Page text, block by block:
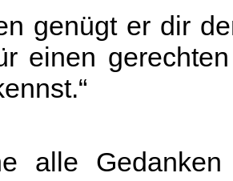
genügt er dir
einen
alle